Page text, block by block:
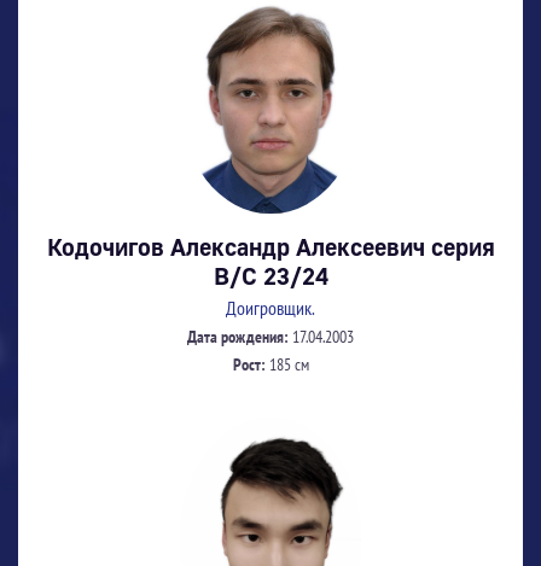
Кодочигов Александр Алексеевич серия
В/С 23/24
Доигровщик.
Дата рождения: 17.04.2003
Рост: 185 см